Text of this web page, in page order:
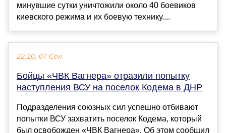
минувшие сутки уничтожили около 40 боевиков
киевского режима и их боевую технику....
22:10, 07 Сен
Бойцы «ЧВК Вагнера» отразили попытку
наступления ВСУ на поселок Кодема в ДНР
Подразделения союзных сил успешно отбивают
попытки ВСУ захватить поселок Кодема, который
был освобожден «ЧВК Вагнера». Об этом сообщил